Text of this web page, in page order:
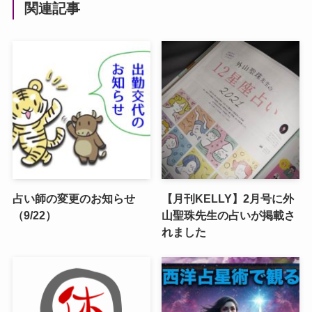
関連記事
占い師の変更のお知らせ
（9/22）
【月刊KELLY】2月号に外
山聖珠先生の占いが掲載さ
れました